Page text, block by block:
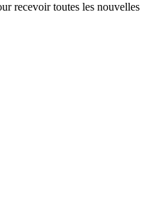
recevoir toutes les nouvelles